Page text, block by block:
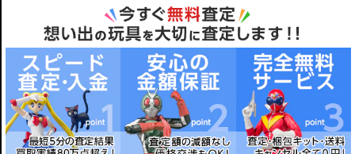
タカラ プラクション 魔神大集合 10 新星龍神丸宇宙界型
タカラ プラクション 魔神大集合 11 天王丸
タカラ プラクション 魔神大集合 12 騎神丸
タカラ プラクション 魔神大集合 13 黒龍角
タカラ プラクション 魔神大集合 14 アストロジェッター
タカラ プラクション 魔神大集合 15 炎神丸
タカラ プラクション 魔神大集合 16 龍星丸
タカラ プラクション 魔神大集合 17 ドルドラゴン
キングヘラクロス&ファイヤーパック
ギーガン&ミュートロン
龍王丸&ブルッキー
邪虎丸&ギッチラーゴ
コンボス&ヘルライガー
エレファントム&ハングリオン